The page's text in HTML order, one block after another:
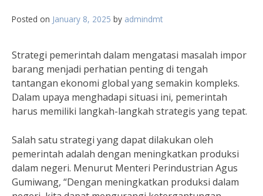
Posted on January 8, 2025 by admindmt
Strategi pemerintah dalam mengatasi masalah impor
barang menjadi perhatian penting di tengah
tantangan ekonomi global yang semakin kompleks.
Dalam upaya menghadapi situasi ini, pemerintah
harus memiliki langkah-langkah strategis yang tepat.
Salah satu strategi yang dapat dilakukan oleh
pemerintah adalah dengan meningkatkan produksi
dalam negeri. Menurut Menteri Perindustrian Agus
Gumiwang, “Dengan meningkatkan produksi dalam